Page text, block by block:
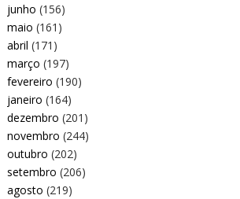
junho (156)
maio (161)
abril (171)
março (197)
fevereiro (190)
janeiro (164)
dezembro (201)
novembro (244)
outubro (202)
setembro (206)
agosto (219)